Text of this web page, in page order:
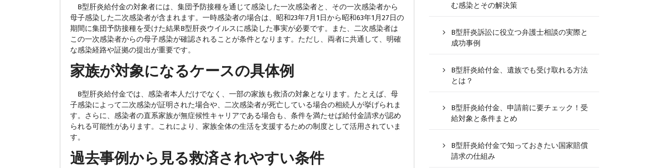
B型肝炎給付金の対象者には、集団予防接種を通じて感染した一次感染者と、その一次感染者から
母子感染した二次感染者が含まれます。一時感染者の場合は、昭和23年7月1日から昭和63年1月27日の
期間に集団予防接種を受けた結果B型肝炎ウイルスに感染した事実が必要です。また、二次感染者は
この一次感染者からの母子感染が確認されることが条件となります。ただし、両者に共通して、明確
な感染経路や証拠の提出が重要です。
家族が対象になるケースの具体例
B型肝炎給付金では、感染者本人だけでなく、一部の家族も救済の対象となります。たとえば、母
子感染によって二次感染が証明された場合や、二次感染者が死亡している場合の相続人が挙げられま
す。さらに、感染者の直系家族が無症候性キャリアである場合も、条件を満たせば給付金請求が認め
られる可能性があります。これにより、家族全体の生活を支援するための制度として活用されていま
す。
過去事例から見る救済されやすい条件
む感染とその解決策
B型肝炎訴訟に役立つ弁護士相談の実際と
成功事例
B型肝炎給付金、遺族でも受け取れる方法
とは？
B型肝炎給付金、申請前に要チェック！受
給対象と条件まとめ
B型肝炎給付金で知っておきたい国家賠償
請求の仕組み